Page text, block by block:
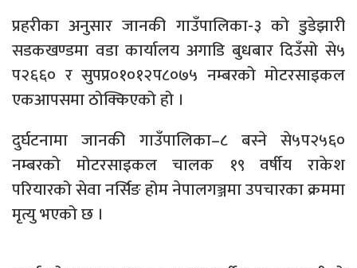
प्रहरीका अनुसार जानकी गाउँपालिका-३ को डुडेझारी
सडकखण्डमा वडा कार्यालय अगाडि बुधबार दिउँसो से५
प२६६० र सुपप्र०१०१२प८०७५ नम्बरको मोटरसाइकल
एकआपसमा ठोक्किएको हो ।
दुर्घटनामा जानकी गाउँपालिका–८ बस्ने से५प२५६०
नम्बरको मोटरसाइकल चालक १९ वर्षीय राकेश
परियारको सेवा नर्सिङ होम नेपालगञ्जमा उपचारका क्रममा
मृत्यु भएको छ ।